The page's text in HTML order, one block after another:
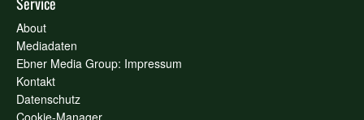
About
Mediadaten
Ebner Media Group: Impressum
Kontakt
Datenschutz
Cookie-Manager